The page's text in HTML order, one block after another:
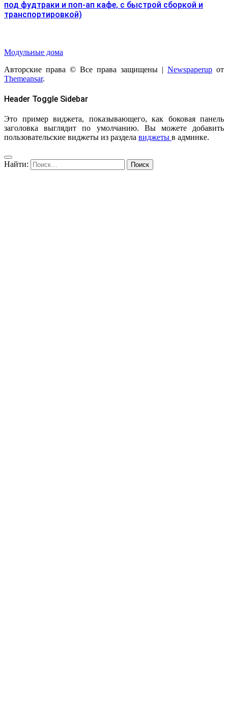
под фудтраки и поп-ап кафе, с быстрой сборкой и
транспортировкой)
Модульные дома
Авторские права © Все права защищены | Newspaperup от
Themeansar.
Header Toggle Sidebar
Это пример виджета, показывающего, как боковая панель
заголовка выглядит по умолчанию. Вы можете добавить
пользовательские виджеты из раздела виджеты в админке.
Найти: